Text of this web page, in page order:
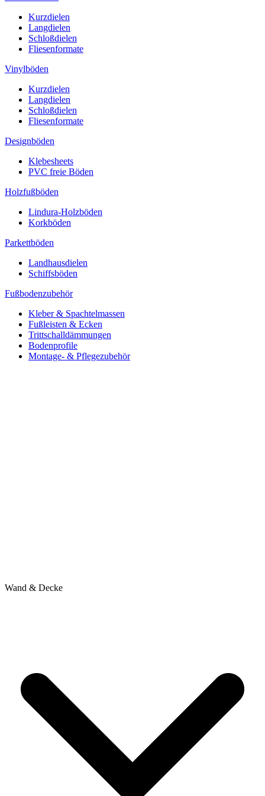
Kurzdielen
Langdielen
Schloßdielen
Fliesenformate
Vinylböden
Kurzdielen
Langdielen
Schloßdielen
Fliesenformate
Designböden
Klebesheets
PVC freie Böden
Holzfußböden
Lindura-Holzböden
Korkböden
Parkettböden
Landhausdielen
Schiffsböden
Fußbodenzubehör
Kleber & Spachtelmassen
Fußleisten & Ecken
Trittschalldämmungen
Bodenprofile
Montage- & Pflegezubehör
Wand & Decke